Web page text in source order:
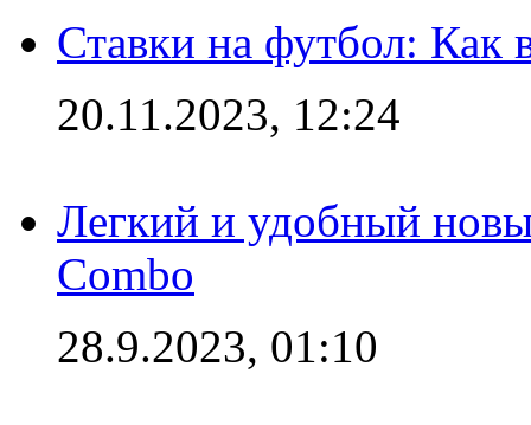
Ставки на футбол: Как
20.11.2023, 12:24
Легкий и удобный
Combo
28.9.2023, 01:10